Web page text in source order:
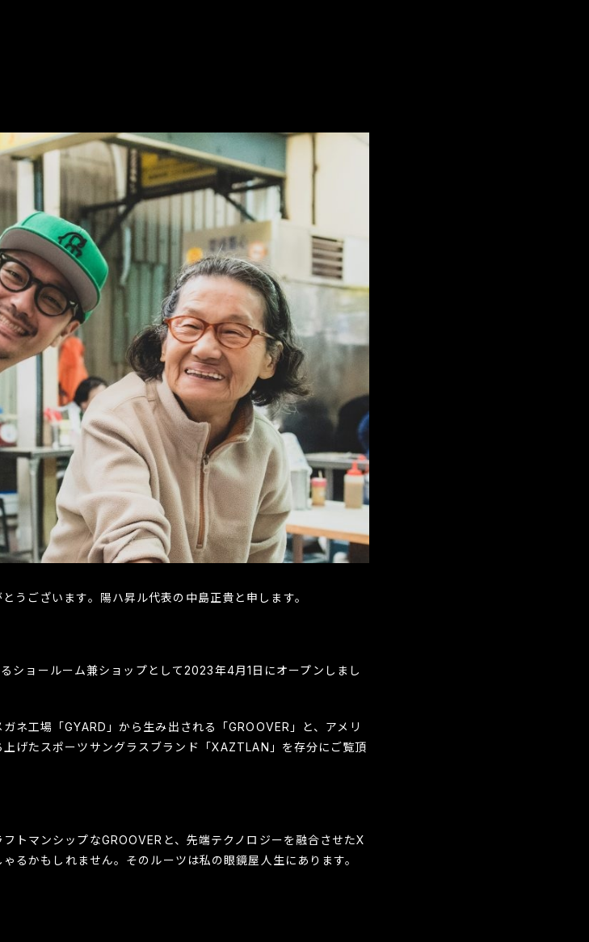
うございます。陽ハ昇ル代表の中島正貴と申します。
ショールーム兼ショップとして2023年4月1日にオープンしまし
ネ工場「GYARD」から生み出される「GROOVER」と、アメリ
げたスポーツサングラスブランド「XAZTLAN」を存分にご覧頂
トマンシップなGROOVERと、先端テクノロジーを融合させたX
るかもしれません。そのルーツは私の眼鏡屋人生にあります。